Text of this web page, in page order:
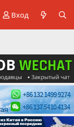
Вход